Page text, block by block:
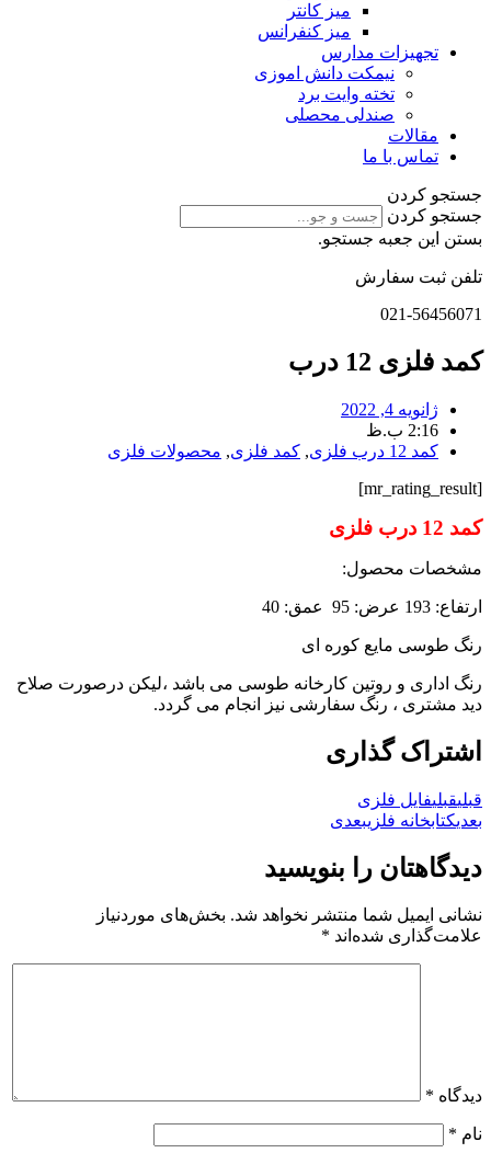
میز کانتر
میز کنفرانس
تجهیزات مدارس
نیمکت دانش اموزی
تخته وایت برد
صندلی محصلی
مقالات
تماس با ما
جستجو کردن
جستجو کردن
بستن این جعبه جستجو.
تلفن ثبت سفارش
021-56456071
کمد فلزی 12 درب
ژانویه 4, 2022
2:16 ب.ظ
کمد 12 درب فلزی
, کمد فلزی, محصولات فلزی
[mr_rating_result]
کمد 12 درب فلزی
مشخصات محصول:
ارتفاع: 193 عرض: 95 عمق: 40
رنگ طوسی مایع کوره ای
رنگ اداری و روتین کارخانه طوسی می باشد ،لیکن درصورت صلاح
دید مشتری ، رنگ سفارشی نیز انجام می گردد.
اشتراک گذاری
قبلیقبلیفایل فلزی
بعدیکتابخانه فلزیبعدی
دیدگاهتان را بنویسید
نشانی ایمیل شما منتشر نخواهد شد. بخش‌های موردنیاز
علامت‌گذاری شده‌اند *
دیدگاه *
نام *